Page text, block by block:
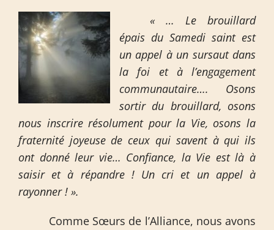
« … Le brouillard
épais du Samedi saint est
un appel à un sursaut dans
la foi et à l’engagement
communautaire…. Osons
sortir du brouillard, osons
nous inscrire résolument pour la Vie, osons la
fraternité joyeuse de ceux qui savent à qui ils
ont donné leur vie… Confiance, la Vie est là à
saisir et à répandre ! Un cri et un appel à
rayonner ! ».
Comme Sœurs de l’Alliance, nous avons